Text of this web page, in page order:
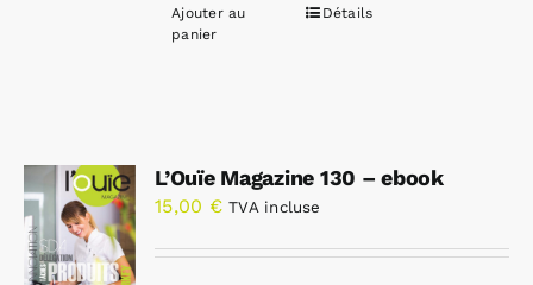
Ajouter au
panier
Détails
L’Ouïe Magazine 130 – ebook
15,00 € TVA incluse